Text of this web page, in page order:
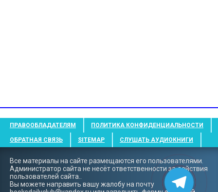
ПРАВООБЛАДАТЕЛЯМ ПОЛИТИКА КОНФИДЕНЦИАЛЬНОСТИ
ОБРАТНАЯ СВЯЗЬ SITEMAP СЛУШАТЬ АУДИОКНИГИ
Все материалы на сайте размещаются его пользователями.
Администратор сайта не несёт ответственности за действия
пользователей сайта..
Вы можете направить вашу жалобу на почту